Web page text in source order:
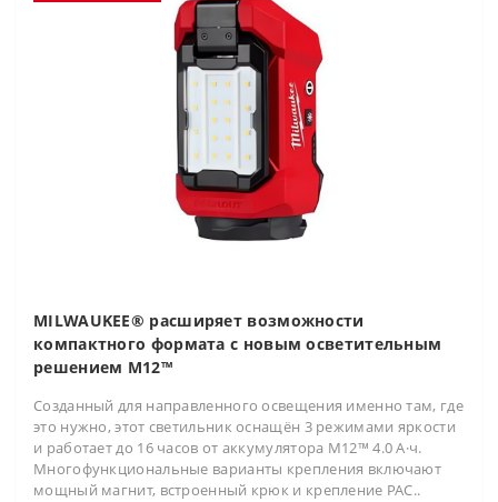
MILWAUKEE® расширяет возможности
компактного формата с новым осветительным
решением M12™
Созданный для направленного освещения именно там, где
это нужно, этот светильник оснащён 3 режимами яркости
и работает до 16 часов от аккумулятора M12™ 4.0 А·ч.
Многофункциональные варианты крепления включают
мощный магнит, встроенный крюк и крепление PAC..